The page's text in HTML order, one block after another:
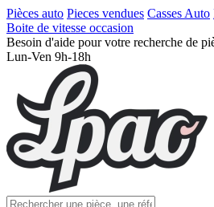
Pièces auto Pieces vendues Casses Auto
Boite de vitesse occasion
Besoin d'aide pour votre recherche de
Lun-Ven 9h-18h